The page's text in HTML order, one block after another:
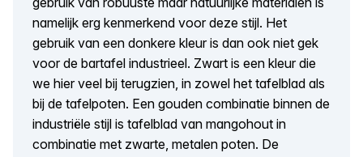
namelijk erg kenmerkend voor deze stijl. Het
gebruik van een donkere kleur is dan ook niet gek
voor de bartafel industrieel. Zwart is een kleur die
we hier veel bij terugzien, in zowel het tafelblad als
bij de tafelpoten. Een gouden combinatie binnen de
industriële stijl is tafelblad van mangohout in
combinatie met zwarte, metalen poten. De